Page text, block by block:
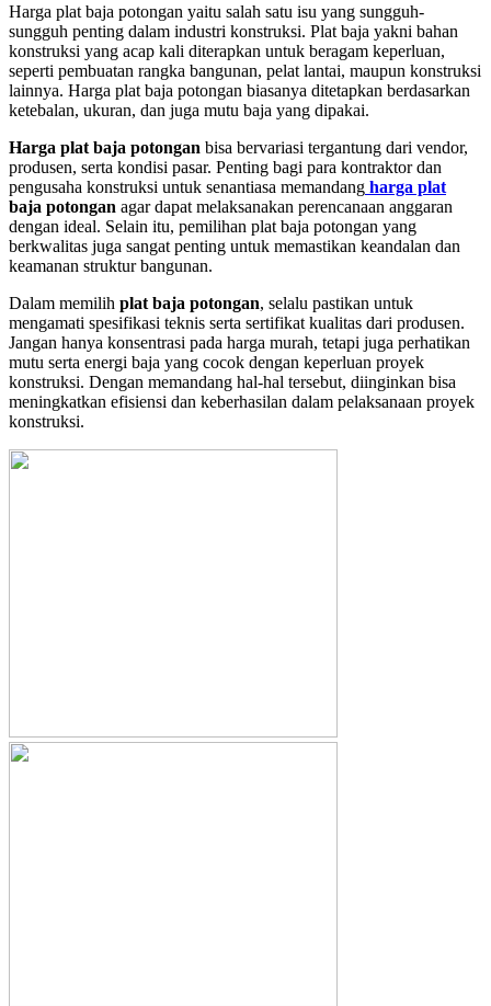
Harga plat baja potongan yaitu salah satu isu yang sungguh-
sungguh penting dalam industri konstruksi. Plat baja yakni bahan
konstruksi yang acap kali diterapkan untuk beragam keperluan,
seperti pembuatan rangka bangunan, pelat lantai, maupun konstruksi
lainnya. Harga plat baja potongan biasanya ditetapkan berdasarkan
ketebalan, ukuran, dan juga mutu baja yang dipakai.
Harga plat baja potongan bisa bervariasi tergantung dari vendor,
produsen, serta kondisi pasar. Penting bagi para kontraktor dan
pengusaha konstruksi untuk senantiasa memandang harga plat
baja potongan agar dapat melaksanakan perencanaan anggaran
dengan ideal. Selain itu, pemilihan plat baja potongan yang
berkwalitas juga sangat penting untuk memastikan keandalan dan
keamanan struktur bangunan.
Dalam memilih plat baja potongan, selalu pastikan untuk
mengamati spesifikasi teknis serta sertifikat kualitas dari produsen.
Jangan hanya konsentrasi pada harga murah, tetapi juga perhatikan
mutu serta energi baja yang cocok dengan keperluan proyek
konstruksi. Dengan memandang hal-hal tersebut, diinginkan bisa
meningkatkan efisiensi dan keberhasilan dalam pelaksanaan proyek
konstruksi.